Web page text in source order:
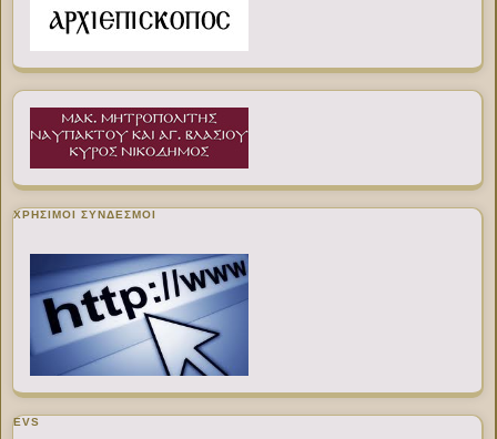
ΧΡΉΣΙΜΟΙ ΣΎΝΔΕΣΜΟΙ
EVS